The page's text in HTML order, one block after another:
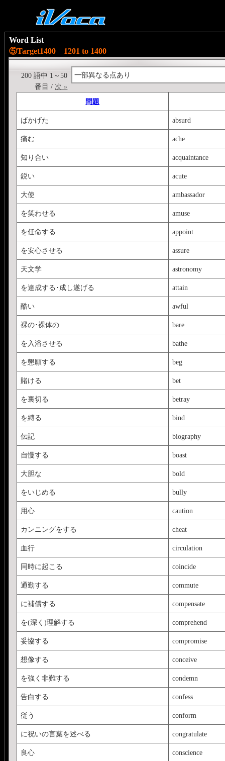
Word List
⑤Target1400 1201 to 1400
一部異なる点あり
200 語中 1～50
番目 / 次 »
問題
ばかげた absurd
痛む ache
知り合い acquaintance
鋭い acute
大使 ambassador
を笑わせる amuse
を任命する appoint
を安心させる assure
天文学 astronomy
を達成する･成し遂げる attain
酷い awful
裸の･裸体の bare
を入浴させる bathe
を懇願する beg
賭ける bet
を裏切る betray
を縛る bind
伝記 biography
自慢する boast
大胆な bold
をいじめる bully
用心 caution
カンニングをする cheat
血行 circulation
同時に起こる coincide
通勤する commute
に補償する compensate
を(深く)理解する comprehend
妥協する compromise
想像する conceive
を強く非難する condemn
告白する confess
従う conform
に祝いの言葉を述べる congratulate
良心 conscience